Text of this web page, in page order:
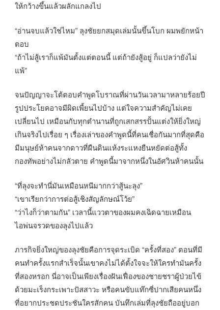
ให้กว้างขึ้นแล้วผลักแกลงไป
“อ่านจบแล้วใช่ไหม” ลุงชัยยกสมุดเล่มนั้นขึ้นโบก ผมพยักหน้า
ตอบ
“ถ้าไม่สู้เราก็แพ้มันตั้งแต่ตอนนี้ แต่ถ้ายังสู้อยู่ ก็แปลว่ายังไม่
แพ้”
จนปัญญาจะโต้ตอบคำพูดโบราณที่ผ่านวันเวลามาหลายร้อยปี
รูปประโยคอาจมีผิดเพี้ยนไปบ้าง แต่ใจความสำคัญไม่เคย
เปลี่ยนไป เหมือนกับทุกตำนานที่ถูกเสกสรรปั้นแต่งให้ยิ่งใหญ่
เกินจริงไปเรื่อย ๆ เรื่องเล่าของคำพูดนี้ที่คนเชื่อกันมากที่สุดคือ
มีมนุษย์ห้าคนจากดาวที่ผืนดินแห้งระแหงยืนหยัดต่อสู้ทั้ง
กองทัพอย่างไม่กลัวตาย คำพูดนี้มาจากหนึ่งในอัศวินห้าคนนั้น
“ที่ลุงจะทำนี่มันเหมือนหนีมากกว่าสู้นะลุง”
“เขาเรียกว่าการต่อสู้เชิงสัญลักษณ์โว้ย”
“ว่าไงก็ว่าตามกัน” เวลานี้แววตาของผมคงเฉิดฉายเหมือน
ไอพ่นจรวดของลุงไปแล้ว
ภารกิจยิ่งใหญ่ของลุงชัยคือการจุดระเบิด “ครั้งที่สอง” ตอนที่มี
คนทำครั้งแรกสำเร็จนั้นเขาคงไม่ได้ตั้งใจจะให้ใครทำมันครั้ง
ที่สองหรอก นี่อาจเป็นเพียงเรื่องฝันเฟื่องของชายชราผู้ป่วยไข้
ด้วยมะเร็งกระเพาะปัสสาวะ หรือคนขับแท๊กซี่ปากเสียคนหนึ่ง
ที่อยากประชดประชันใครสักคน บันทึกเล่มที่ลุงชัยถืออยู่บอก